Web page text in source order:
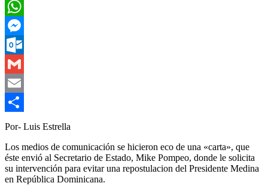
Twitter
WhatsApp
Messenger
Outlook.com
Gmail
Email
Compartir
Por- Luis Estrella
Los medios de comunicación se hicieron eco de una «carta», que
éste envió al Secretario de Estado, Mike Pompeo, donde le solicita
su intervención para evitar una repostulacion del Presidente Medina
en República Dominicana.